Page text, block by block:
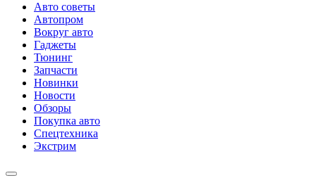
Авто советы
Автопром
Вокруг авто
Гаджеты
Тюнинг
Запчасти
Новинки
Новости
Обзоры
Покупка авто
Спецтехника
Экстрим